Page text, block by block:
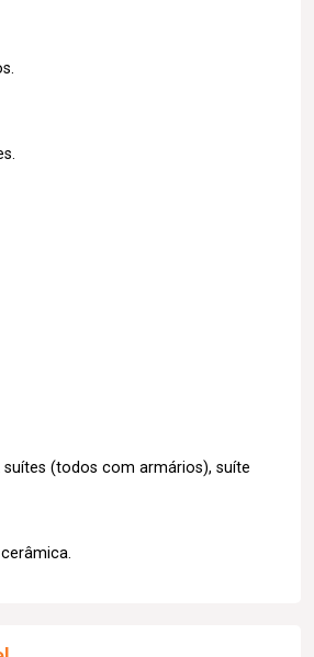
(todos com armários), suíte